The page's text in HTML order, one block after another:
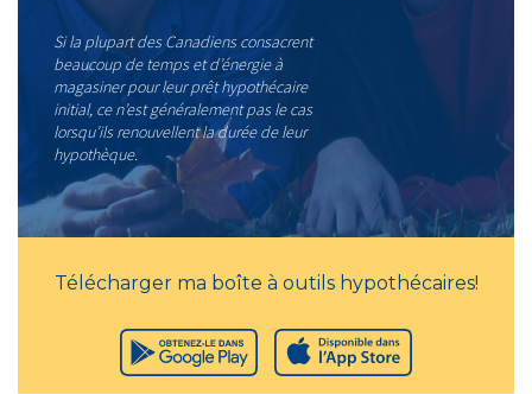
Si la plupart des Canadiens consacrent
beaucoup de temps et d’énergie à
magasiner pour leur prêt hypothécaire
initial, ce n’est généralement pas le cas
lorsqu’ils renouvellent la durée de leur
hypothèque.
Télécharger ma boîte à outils hypothécaires!